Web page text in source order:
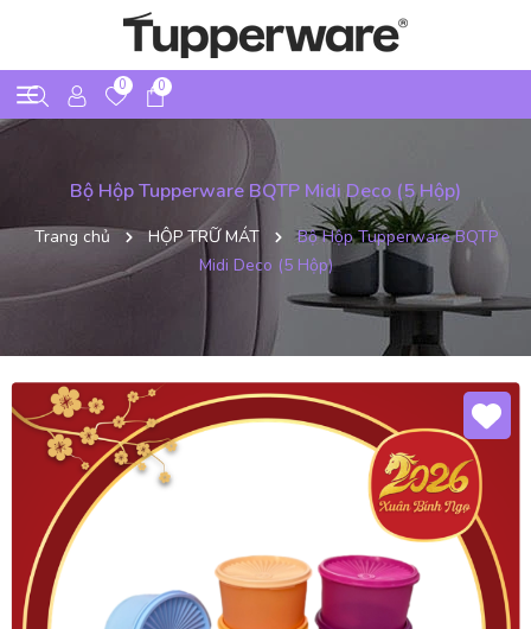
0 0
Bộ Hộp Tupperware BQTP Midi Deco (5 Hộp)
Trang chủ HỘP TRỮ MÁT
Bộ Hộp Tupperware BQTP
Midi Deco (5 Hộp)